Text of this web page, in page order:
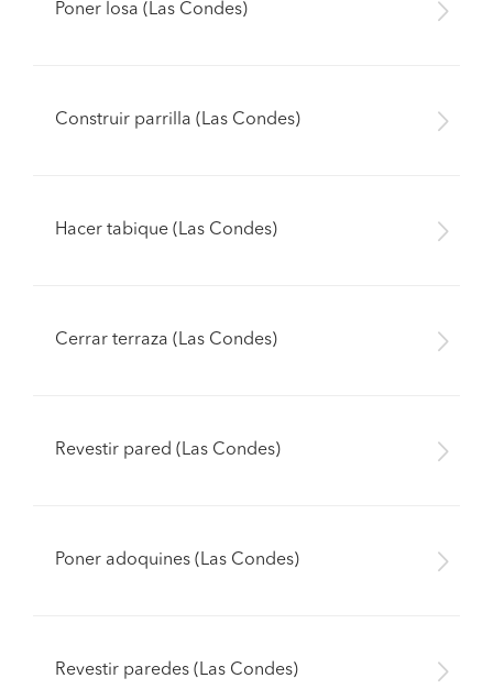
Poner losa (Las Condes)
Construir parrilla (Las Condes)
Hacer tabique (Las Condes)
Cerrar terraza (Las Condes)
Revestir pared (Las Condes)
Poner adoquines (Las Condes)
Revestir paredes (Las Condes)
Pide presupuestos